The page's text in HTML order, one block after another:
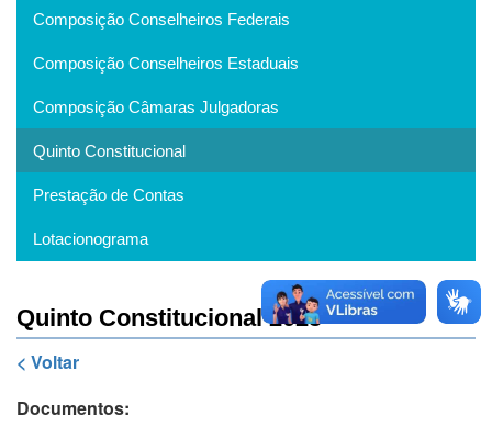
Composição Conselheiros Federais
Composição Conselheiros Estaduais
Composição Câmaras Julgadoras
Quinto Constitucional
Prestação de Contas
Lotacionograma
Quinto Constitucional 2025
< Voltar
Documentos: